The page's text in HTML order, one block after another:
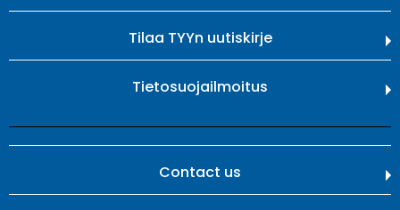
Tilaa TYYn uutiskirje
Tietosuojailmoitus
Contact us